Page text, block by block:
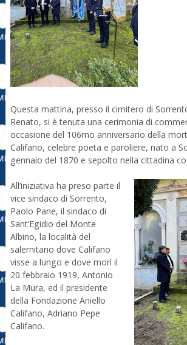
Questa mattina, presso il cimitero di
Renato, si è tenuta una cerimonia di
occasione del 106mo anniversario della
Califano, celebre poeta e paroliere, nato a
gennaio del 1870 e sepolto nella cittadina
All’iniziativa ha preso parte il
vice sindaco di Sorrento,
Paolo Pane, il sindaco di
Sant’Egidio del Monte
Albino, la località del
salernitano dove Califano
visse a lungo e dove morì il
20 febbraio 1919, Antonio
La Mura, ed il presidente
della Fondazione Aniello
Califano, Adriano Pepe
Califano.